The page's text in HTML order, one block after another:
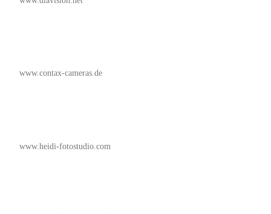
www.contax-cameras.de
www.heidi-fotostudio.com